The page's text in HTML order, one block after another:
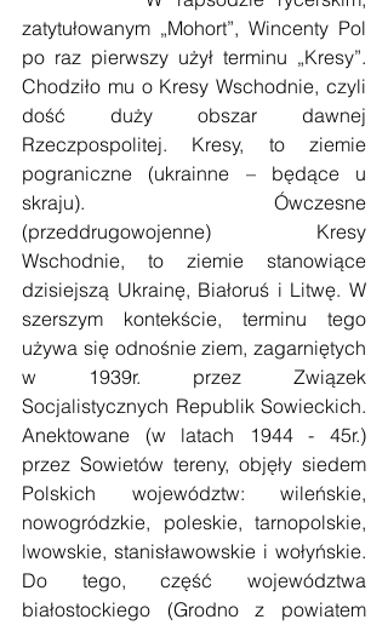
zatytułowanym „Mohort”, Wincenty Pol
po raz pierwszy użył terminu „Kresy”.
Chodziło mu o Kresy Wschodnie, czyli
dość duży obszar dawnej
Rzeczpospolitej. Kresy, to ziemie
pograniczne (ukrainne – będące u
skraju). Ówczesne
(przeddrugowojenne) Kresy
Wschodnie, to ziemie stanowiące
dzisiejszą Ukrainę, Białoruś i Litwę. W
szerszym kontekście, terminu tego
używa się odnośnie ziem, zagarniętych
w 1939r. przez Związek
Socjalistycznych Republik Sowieckich.
Anektowane (w latach 1944 - 45r.)
przez Sowietów tereny, objęły siedem
Polskich województw: wileńskie,
nowogródzkie, poleskie, tarnopolskie,
lwowskie, stanisławowskie i wołyńskie.
Do tego, część województwa
białostockiego (Grodno z powiatem